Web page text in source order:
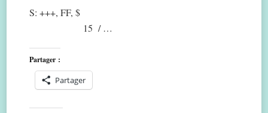
S: +++, FF, $
15 / …
Partager :
Partager